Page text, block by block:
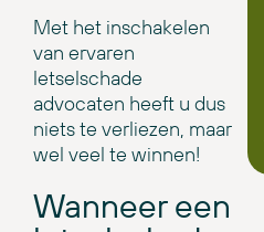
Met het inschakelen
van ervaren
letselschade
advocaten heeft u dus
niets te verliezen, maar
wel veel te winnen!
Wanneer een